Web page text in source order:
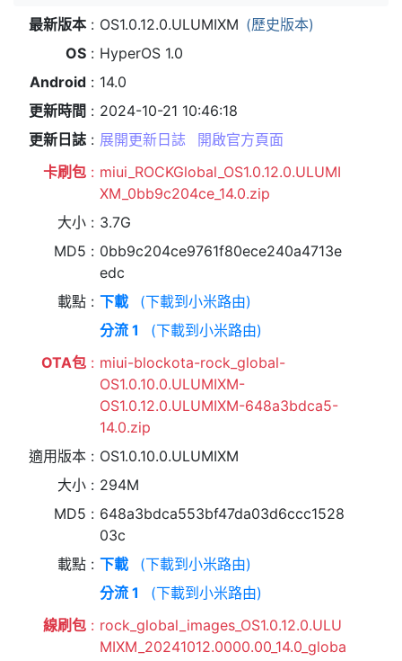
最新版本 OS1.0.12.0.ULUMIXM (歷史版本)
OS
HyperOS 1.0
Android
14.0
更新時間
2024-10-21 10:46:18
更新日誌
展開更新日誌
開啟官方頁面
卡刷包
miui_ROCKGlobal_OS1.0.12.0.ULUMI
XM_0bb9c204ce_14.0.zip
大小
3.7G
MD5
0bb9c204ce9761f80ece240a4713e
edc
載點
下載
(下載到小米路由)
分流 1
(下載到小米路由)
OTA包
miui-blockota-rock_global-
OS1.0.10.0.ULUMIXM-
OS1.0.12.0.ULUMIXM-648a3bdca5-
14.0.zip
適用版本
OS1.0.10.0.ULUMIXM
大小
294M
MD5
648a3bdca553bf47da03d6ccc1528
03c
載點
下載
(下載到小米路由)
分流 1
(下載到小米路由)
線刷包
rock_global_images_OS1.0.12.0.ULU
MIXM_20241012.0000.00_14.0_globa